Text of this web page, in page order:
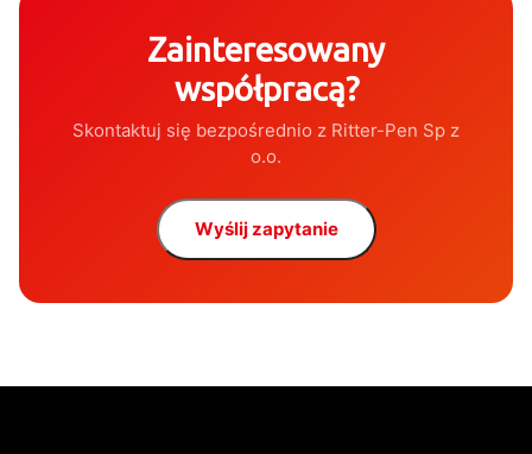
Zainteresowany
współpracą?
Skontaktuj się bezpośrednio z Ritter-Pen Sp z
o.o.
Wyślij zapytanie